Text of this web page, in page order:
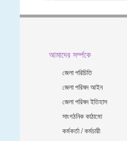
আমাদের সর্ম্পকে
জেলা পরিচিতি
জেলা পরিষদ আইন
জেলা পরিষদ ইতিহাস
সাংগঠনিক কাঠামো
কর্মকর্তা / কর্মচারী